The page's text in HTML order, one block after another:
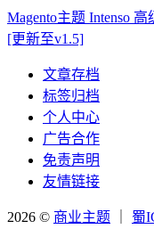
Magento主题 Intenso
[更新至v1.5]
文章存档
标签归档
个人中心
广告合作
免责声明
友情链接
2026 © 商业主题 蜀